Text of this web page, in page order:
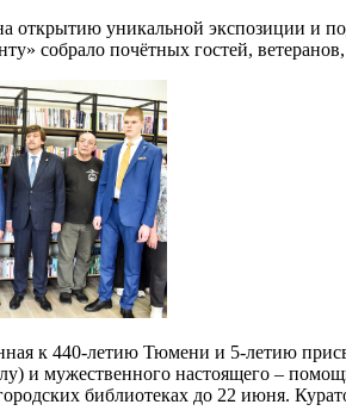
открытию уникальной экспозиции и
собрало почётных гостей,
к 440-летию Тюмени и 5-летию
и мужественного настоящего –
библиотеках до 22 июня.